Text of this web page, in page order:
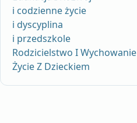
i codzienne życie
i dyscyplina
i przedszkole
Rodzicielstwo I Wychowanie
Życie Z Dzieckiem